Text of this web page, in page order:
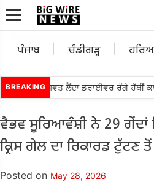
ਪੰਜਾਬ ਚੰਡੀਗੜ੍ਹ
BREAKING
ਰੁਪਏ ਰਿਸ਼ਵਤ ਲੈਂਦਾ ਡਰਾਈਵਰ ਰੰਗੇ ਹੱਥੀਂ ਕਾਬੂ
ਵੈਭਵ ਸੂਰਿਆਵੰਸ਼ੀ ਨੇ 29 ਗੇਂਦਾਂ
ਕ੍ਰਿਸ ਗੇਲ ਦਾ ਰਿਕਾਰਡ ਟੁੱਟਣ
Posted on May 28, 2026